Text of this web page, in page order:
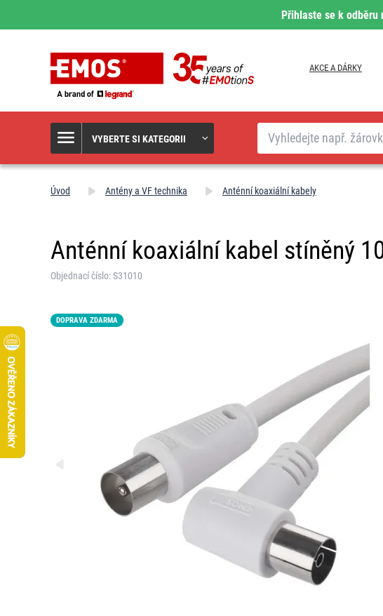
Přihlaste se k
AKCE A DÁRKY
VYBERTE SI KATEGORII
Hledat
Úvod Antény a VF technika Anténní koaxiální kabely
Anténní koaxiální kabel stíněný
Objednací číslo: S31010
DOPRAVA ZDARMA